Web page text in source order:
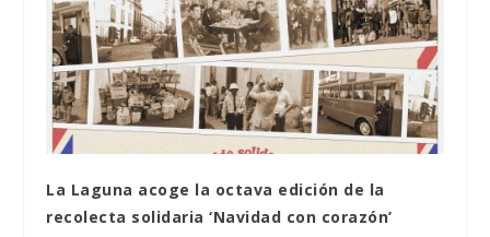
La Laguna acoge la octava edición de la
recolecta solidaria ‘Navidad con corazón’